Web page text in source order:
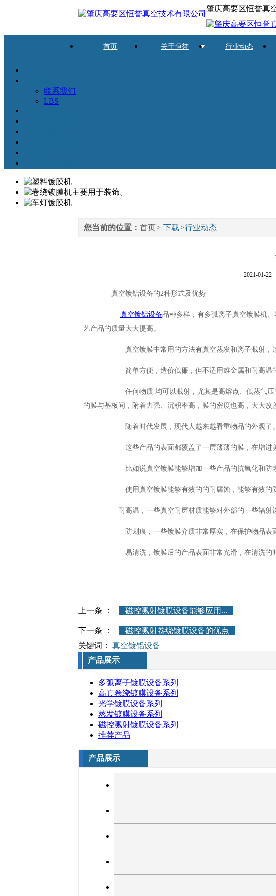
肇庆高要区恒誉真
首页 关于恒誉 行业动态
联系我们
LBS
您当前的位置： 首页> 下载>行业动态
2021-01-22
真空镀铝设备的2种形式及优势
真空镀铝设备品种多样，有多弧离子真空镀膜机
艺产品的质量大大提高。
真空镀膜中常用的方法有真空蒸发和离子溅射，这
简单方便，造价低廉，但不适用难金属和耐高温的
任何物质 均可以溅射，尤其是高熔点、低蒸气压的
的膜与基板间，附着力强、沉积率高，膜的密度也高，大大改
随着时代发展，现代人越来越看重物品的外观了。
这些产品的表面都覆盖了一层薄薄的膜，在增进美
比如说真空镀膜能够增加一些产品的抗氧化和防老
使用真空镀膜能够有效的的耐腐蚀，能够有效的防止
耐高温，一些真空耐磨材质能够对外部的一些辐射进
防划痕，一些镀膜介质非常厚实，在保护物品表面
易清洗，镀膜后的产品表面非常光滑，在清洗的时
上一条 ： 磁控溅射镀膜设备能够应用...
下一条 ：
磁控溅射卷绕镀膜设备的优点
关键词： 真空镀铝设备
产品展示
多弧离子镀膜设备系列
高真卷绕镀膜设备系列
光学镀膜设备系列
蒸发镀膜设备系列
磁控溅射镀膜设备系列
推荐产品
产品展示